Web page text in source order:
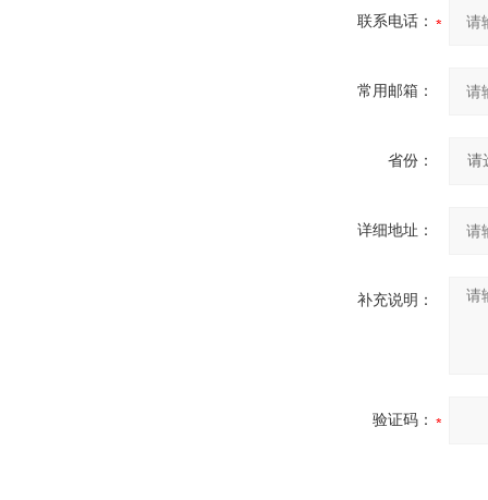
联系电话：
常用邮箱：
省份：
详细地址：
补充说明：
验证码：